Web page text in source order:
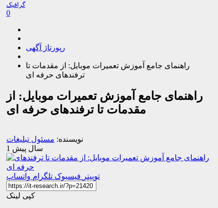
گرافیک
0
رپورتاژ آگهی
راهنمای جامع آموزش تعمیرات موبایل: از مقدمات تا
ترفندهای حرفه ای
راهنمای جامع آموزش تعمیرات موبایل: از
مقدمات تا ترفندهای حرفه ای
نویسنده: مسئول تبلیغات
1 سال پیش
توییتر فیسبوک تلگرام واتساپ
کپی لینک